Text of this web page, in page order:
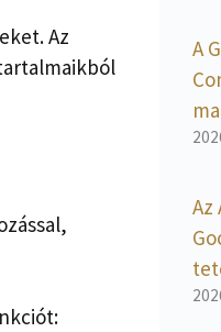
Az
A
Az